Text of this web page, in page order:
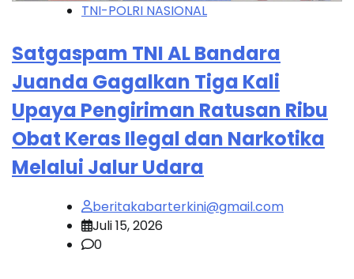
TNI-POLRI NASIONAL
Satgaspam TNI AL Bandara
Juanda Gagalkan Tiga Kali
Upaya Pengiriman Ratusan Ribu
Obat Keras Ilegal dan Narkotika
Melalui Jalur Udara
beritakabarterkini@gmail.com
Juli 15, 2026
0